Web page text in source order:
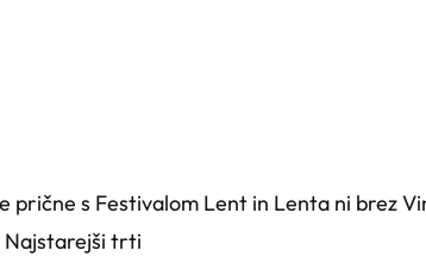
prične s Festivalom Lent in Lenta ni brez
Najstarejši trti